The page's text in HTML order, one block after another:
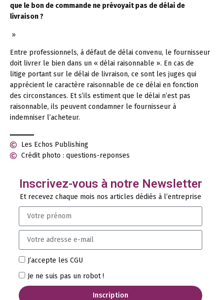
que le bon de commande ne prévoyait pas de délai de
livraison ?
»
Entre professionnels, à défaut de délai convenu, le fournisseur
doit livrer le bien dans un « délai raisonnable ». En cas de
litige portant sur le délai de livraison, ce sont les juges qui
apprécient le caractère raisonnable de ce délai en fonction
des circonstances. Et s’ils estiment que le délai n’est pas
raisonnable, ils peuvent condamner le fournisseur à
indemniser l’acheteur.
Les Echos Publishing
Crédit photo : questions-reponses
Inscrivez-vous à notre Newsletter
Et recevez chaque mois nos articles dédiés à l’entreprise
J’accepte les CGU
Je ne suis pas un robot !
Inscription